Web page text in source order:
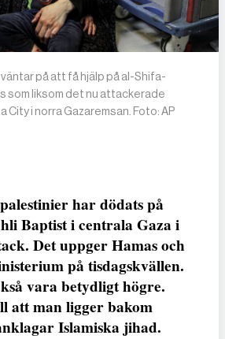
på att få hjälp på al-Shifa-
som liksom det nu attackerade
City i norra Gazaremsan. Foto: AP
har dödats på
Baptist i centrala Gaza i
Det uppger Hamas och
på tisdagskvällen.
vara betydligt högre.
att man ligger bakom
Islamiska jihad.